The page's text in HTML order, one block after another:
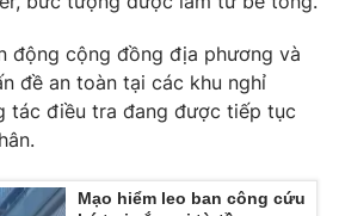
động cộng đồng địa phương và
đề an toàn tại các khu nghỉ
tác điều tra đang được tiếp tục
Mạo hiểm leo ban công cứu